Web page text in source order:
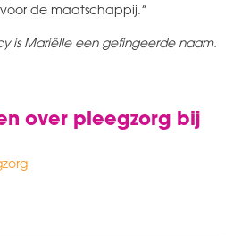
de maatschappij.”
is Mariëlle een gefingeerde naam.
over pleegzorg bij